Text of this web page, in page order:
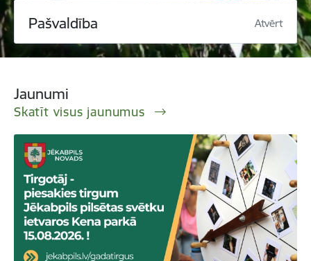
Pašvaldība Atvērt
Jaunumi
Skatīt visus jaunumus